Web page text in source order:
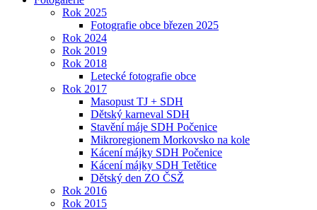
Rok 2025
Fotografie obce březen 2025
Rok 2024
Rok 2019
Rok 2018
Letecké fotografie obce
Rok 2017
Masopust TJ + SDH
Dětský karneval SDH
Stavění máje SDH Počenice
Mikroregionem Morkovsko na kole
Kácení májky SDH Počenice
Kácení májky SDH Tetětice
Dětský den ZO ČSŽ
Rok 2016
Rok 2015